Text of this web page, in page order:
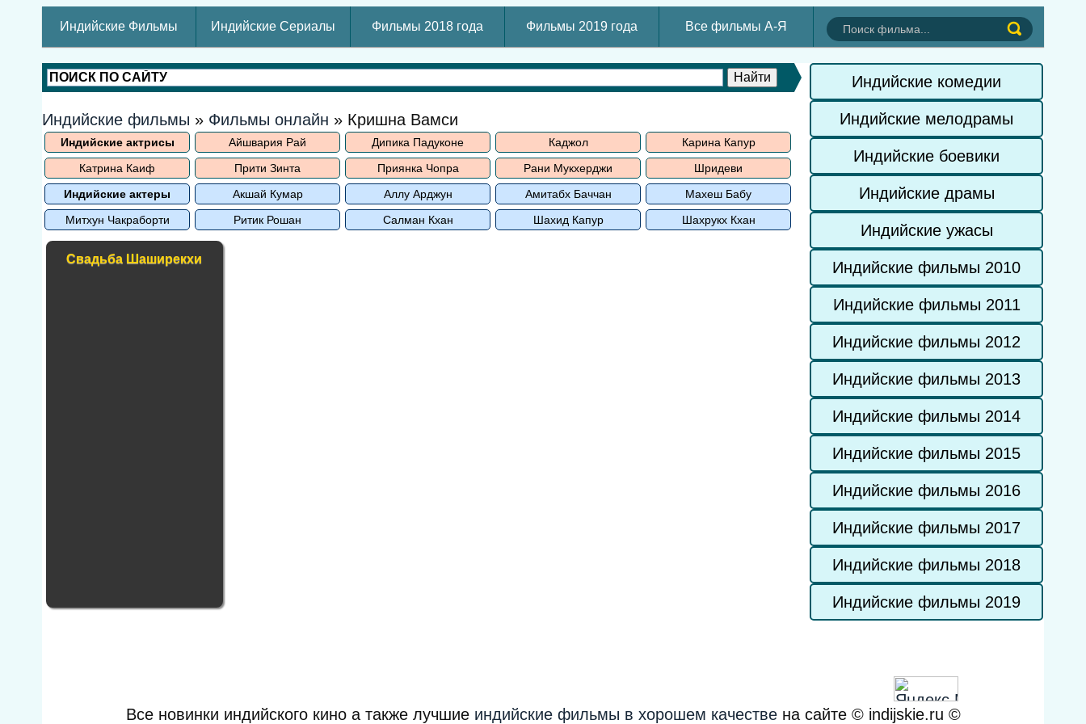
Индийские Фильмы Индийские Сериалы Фильмы 2018 года Фильмы 2019 года Все фильмы А-Я
Индийские фильмы » Фильмы онлайн » Кришна Вамси
Индийские актрисы Айшвария Рай Дипика Падуконе Каджол
Карина Капур
Катрина Каиф
Прити Зинта Приянка Чопра Рани Мукхерджи
Шридеви
Индийские актеры
Акшай Кумар Аллу Арджун Амитабх Баччан
Махеш Бабу
Митхун Чакраборти
Ритик Рошан Салман Кхан Шахид Капур Шахрукх Кхан
Свадьба Шаширекхи
Индийские комедии
Индийские мелодрамы
Индийские боевики
Индийские драмы
Индийские ужасы
Индийские фильмы 2010
Индийские фильмы 2011
Индийские фильмы 2012
Индийские фильмы 2013
Индийские фильмы 2014
Индийские фильмы 2015
Индийские фильмы 2016
Индийские фильмы 2017
Индийские фильмы 2018
Индийские фильмы 2019
Все новинки индийского кино а также лучшие индийские фильмы в хорошем качествена сайте © indijskie.ru ©